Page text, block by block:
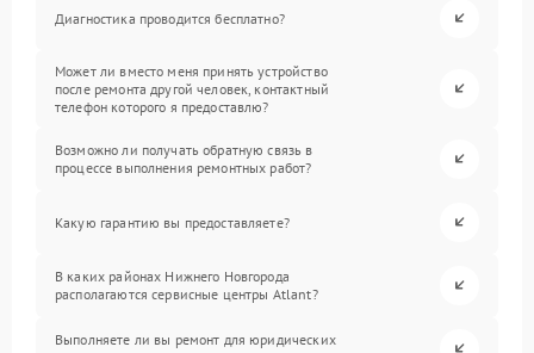
Диагностика проводится бесплатно?
Может ли вместо меня принять устройство
после ремонта другой человек, контактный
телефон которого я предоставлю?
Возможно ли получать обратную связь в
процессе выполнения ремонтных работ?
Какую гарантию вы предоставляете?
В каких районах Нижнего Новгорода
располагаются сервисные центры Atlant?
Выполняете ли вы ремонт для юридических